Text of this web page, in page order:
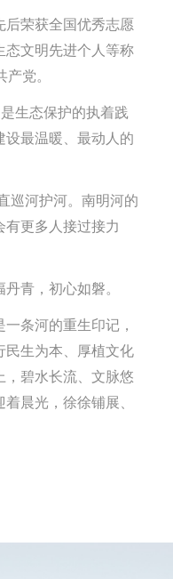
后荣获全国优秀志愿
态文明先进个人等称
党。
生态保护的执着践
设最温暖、最动人的
巡河护河。南明河的
有更多人接过接力
青，初心如磐。
条河的重生印记，
民生为本、厚植文化
，碧水长流、文脉悠
晨光，徐徐铺展、